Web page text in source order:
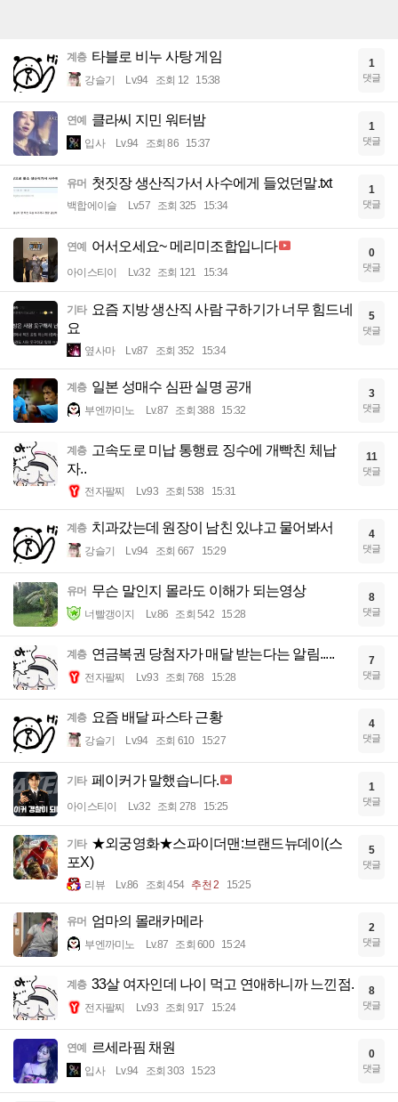
계층 타블로 비누 사탕 게임
강슬기 Lv.94 조회 12 15:38
1
댓글
연예 클라씨 지민 워터밤
입사 Lv.94 조회 86 15:37
1
댓글
유머 첫짓장 생산직가서 사수에게 들었던말.txt
백합에이슬 Lv.57 조회 325 15:34
1
댓글
연예 어서오세요~ 메리미조합입니다
아이스티이 Lv.32 조회 121 15:34
0
댓글
기타 요즘 지방 생산직 사람 구하기가 너무 힘드네
요
옆사마 Lv.87 조회 352 15:34
5
댓글
계층 일본 성매수 심판 실명 공개
부엔까미노 Lv.87 조회 388 15:32
3
댓글
계층 고속도로 미납 통행료 징수에 개빡친 체납
자..
전자팔찌 Lv.93 조회 538 15:31
11
댓글
계층 치과갔는데 원장이 남친 있냐고 물어봐서
강슬기 Lv.94 조회 667 15:29
4
댓글
유머 무슨 말인지 몰라도 이해가 되는영상
너빨갱이지 Lv.86 조회 542 15:28
8
댓글
계층 연금복권 당첨자가 매달 받는다는 알림.....
전자팔찌 Lv.93 조회 768 15:28
7
댓글
계층 요즘 배달 파스타 근황
강슬기 Lv.94 조회 610 15:27
4
댓글
기타 페이커가 말했습니다.
아이스티이 Lv.32 조회 278 15:25
1
댓글
기타 ★외궁영화★스파이더맨:브랜드뉴데이(스
포X)
리뷰 Lv.86 조회 454 추천 2 15:25
5
댓글
유머 엄마의 몰래카메라
부엔까미노 Lv.87 조회 600 15:24
2
댓글
계층 33살 여자인데 나이 먹고 연애하니까 느낀점.
전자팔찌 Lv.93 조회 917 15:24
8
댓글
연예 르세라핌 채원
입사 Lv.94 조회 303 15:23
0
댓글